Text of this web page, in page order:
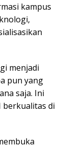
kampus
menjadi
pun yang
saja. Ini
berkualitas di